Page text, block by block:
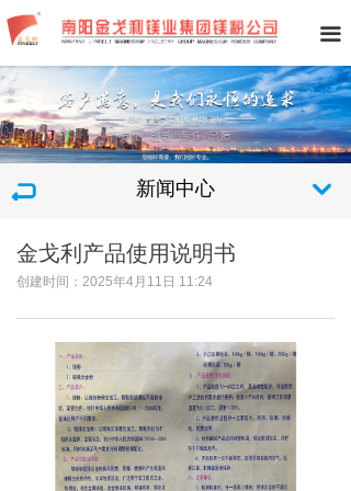
끀
金戈利产品使用说明书
创建时间： 2025年4月11日 11:24
新闻中心 낔